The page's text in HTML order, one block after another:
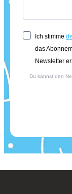
Ich stimme
das
Newsletter
Du kannst den